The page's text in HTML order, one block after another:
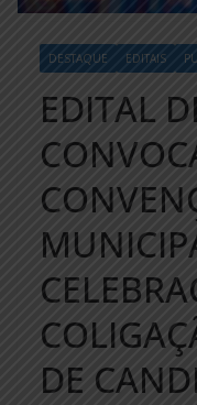
DESTAQUE EDITAIS
EDITAL
DE